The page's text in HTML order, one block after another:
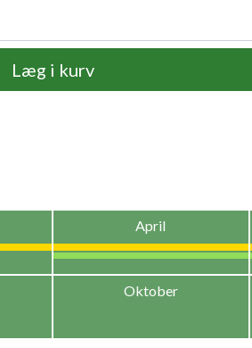
Læg i kurv
April
Oktober